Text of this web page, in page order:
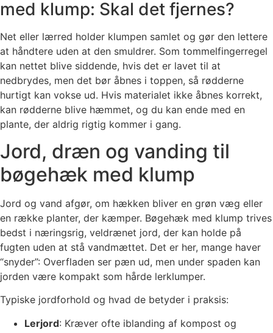
med klump: Skal det fjernes?
Net eller lærred holder klumpen samlet og gør den lettere
at håndtere uden at den smuldrer. Som tommelfingerregel
kan nettet blive siddende, hvis det er lavet til at
nedbrydes, men det bør åbnes i toppen, så rødderne
hurtigt kan vokse ud. Hvis materialet ikke åbnes korrekt,
kan rødderne blive hæmmet, og du kan ende med en
plante, der aldrig rigtig kommer i gang.
Jord, dræn og vanding til
bøgehæk med klump
Jord og vand afgør, om hækken bliver en grøn væg eller
en række planter, der kæmper. Bøgehæk med klump trives
bedst i næringsrig, veldrænet jord, der kan holde på
fugten uden at stå vandmættet. Det er her, mange haver
“snyder”: Overfladen ser pæn ud, men under spaden kan
jorden være kompakt som hårde lerklumper.
Typiske jordforhold og hvad de betyder i praksis:
Lerjord: Kræver ofte iblanding af kompost og